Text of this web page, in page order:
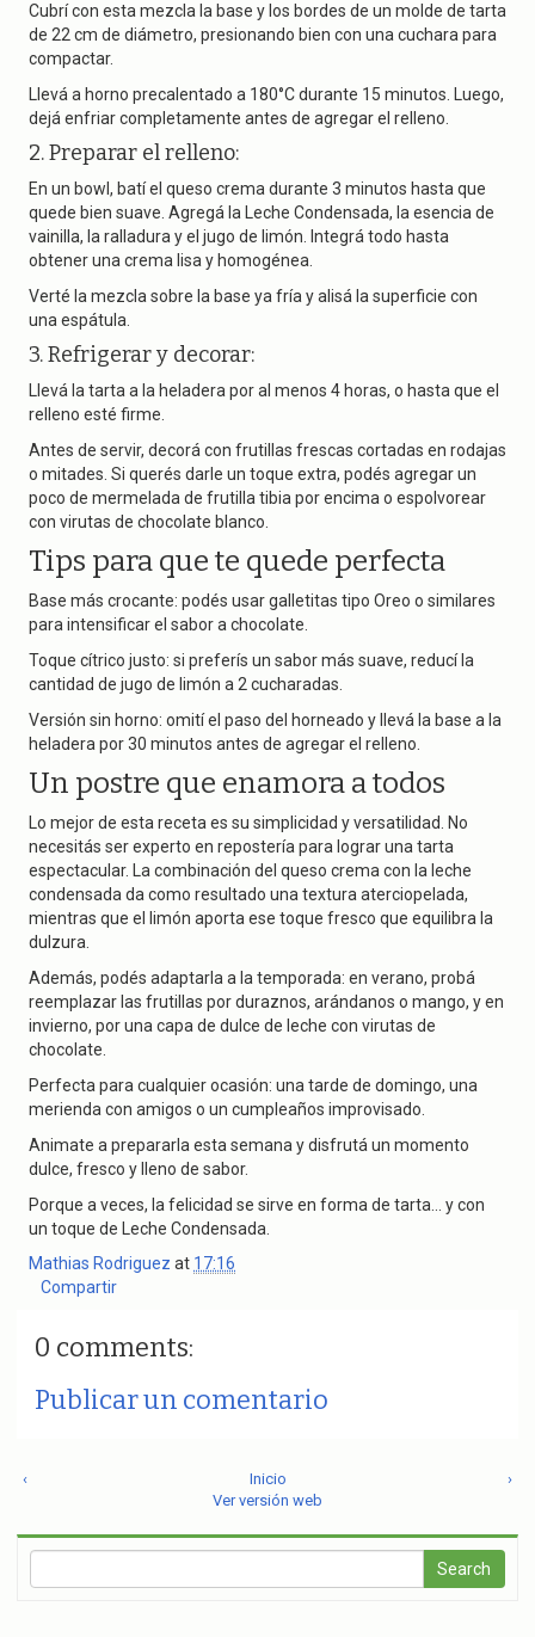
Cubrí con esta mezcla la base y los bordes de un molde de tarta
de 22 cm de diámetro, presionando bien con una cuchara para
compactar.
Llevá a horno precalentado a 180°C durante 15 minutos. Luego,
dejá enfriar completamente antes de agregar el relleno.
2. Preparar el relleno:
En un bowl, batí el queso crema durante 3 minutos hasta que
quede bien suave. Agregá la Leche Condensada, la esencia de
vainilla, la ralladura y el jugo de limón. Integrá todo hasta
obtener una crema lisa y homogénea.
Verté la mezcla sobre la base ya fría y alisá la superficie con
una espátula.
3. Refrigerar y decorar:
Llevá la tarta a la heladera por al menos 4 horas, o hasta que el
relleno esté firme.
Antes de servir, decorá con frutillas frescas cortadas en rodajas
o mitades. Si querés darle un toque extra, podés agregar un
poco de mermelada de frutilla tibia por encima o espolvorear
con virutas de chocolate blanco.
Tips para que te quede perfecta
Base más crocante: podés usar galletitas tipo Oreo o similares
para intensificar el sabor a chocolate.
Toque cítrico justo: si preferís un sabor más suave, reducí la
cantidad de jugo de limón a 2 cucharadas.
Versión sin horno: omití el paso del horneado y llevá la base a la
heladera por 30 minutos antes de agregar el relleno.
Un postre que enamora a todos
Lo mejor de esta receta es su simplicidad y versatilidad. No
necesitás ser experto en repostería para lograr una tarta
espectacular. La combinación del queso crema con la leche
condensada da como resultado una textura aterciopelada,
mientras que el limón aporta ese toque fresco que equilibra la
dulzura.
Además, podés adaptarla a la temporada: en verano, probá
reemplazar las frutillas por duraznos, arándanos o mango, y en
invierno, por una capa de dulce de leche con virutas de
chocolate.
Perfecta para cualquier ocasión: una tarde de domingo, una
merienda con amigos o un cumpleaños improvisado.
Animate a prepararla esta semana y disfrutá un momento
dulce, fresco y lleno de sabor.
Porque a veces, la felicidad se sirve en forma de tarta… y con
un toque de Leche Condensada.
Mathias Rodriguez at 17:16
Compartir
0 comments:
Publicar un comentario
‹ ›
Inicio
Ver versión web